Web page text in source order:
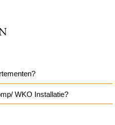
WKO Installatie?